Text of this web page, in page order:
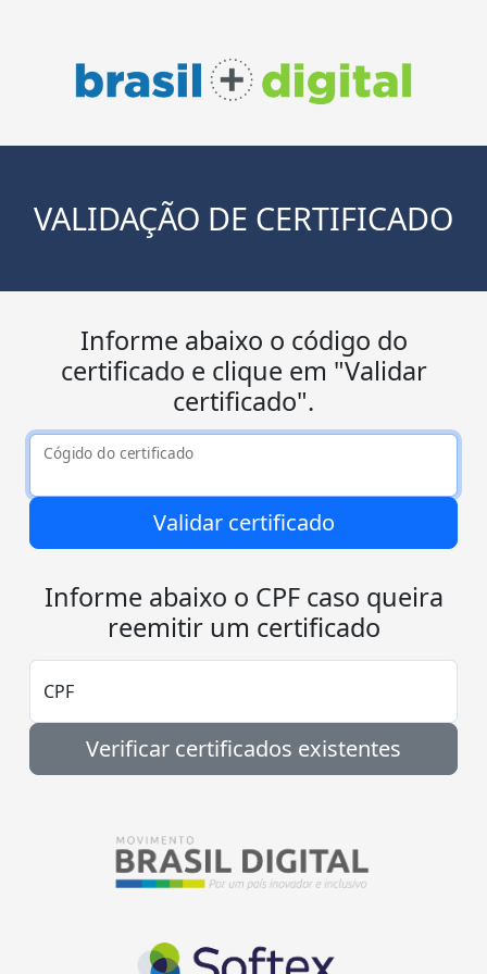
VALIDAÇÃO DE CERTIFICADO
Informe abaixo o código do
certificado e clique em "Validar
certificado".
Cógido do certificado
Validar certificado
Informe abaixo o CPF caso queira
reemitir um certificado
CPF
Verificar certificados existentes